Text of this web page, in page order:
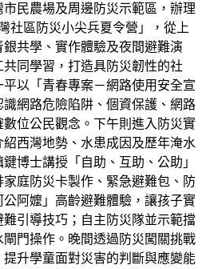
民農場及周邊防災示範區，辦理
社區防災小尖兵夏令營」，從上
共學、實作體驗及夜間避難演
同學習，打造具防災韌性的社
以「青春專案－網路使用安全宣
網路危險陷阱、個資保護、網路
位公民觀念。下午則進入防災實
西灣地勢、水患成因及歷年淹水
博士講授「自助、互助、公助」
庭防災卡製作、緊急避難包、防
阿嬤」高齡避難體驗，讓孩子實
引導技巧；自主防災隊並示範擋
門操作。晚間透過防災闖關挑戰
升學童面對災害的判斷與應變能